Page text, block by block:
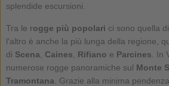
splendide escursioni.
Tra le rogge più popolari ci sono quella di
l'altro è anche la più lunga della regione,
di Scena Caines Rifiano e Parcines . In
numerose rogge panoramiche sul Monte
Tramontana . Grazie alla minima